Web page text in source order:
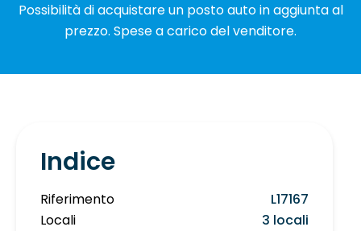
Possibilità di acquistare un posto auto in aggiunta al
prezzo. Spese a carico del venditore.
Indice
Riferimento
L17167
Locali
3 locali